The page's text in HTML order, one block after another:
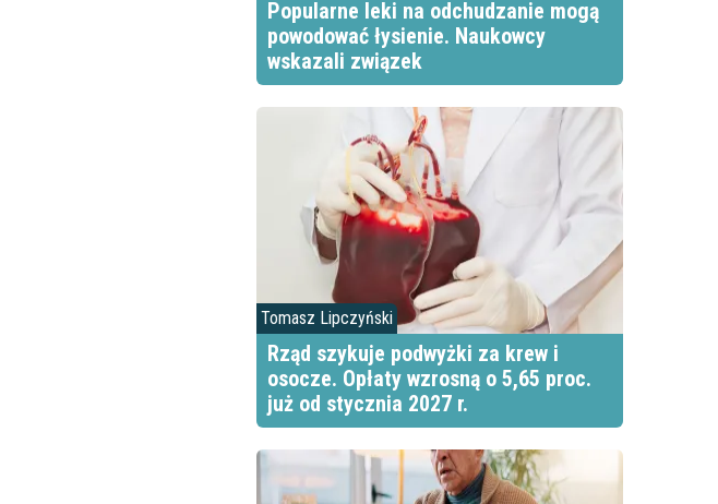
Popularne leki na odchudzanie mogą
powodować łysienie. Naukowcy
wskazali związek
Tomasz Lipczyński
Rząd szykuje podwyżki za krew i
osocze. Opłaty wzrosną o 5,65 proc.
już od stycznia 2027 r.